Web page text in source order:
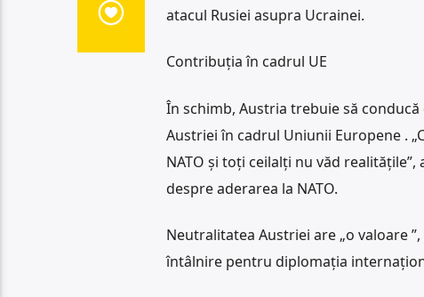
atacul Rusiei asupra Ucrainei.
Contribuția în cadrul UE
În schimb, Austria trebuie să
Austriei în cadrul Uniunii Europene .
NATO și toți ceilalți nu văd
despre aderarea la NATO.
Neutralitatea Austriei are „o valoare
întâlnire pentru diplomația